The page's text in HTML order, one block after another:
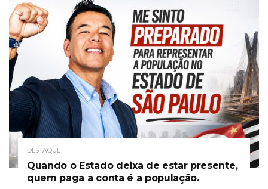
DESTAQUE
Quando o Estado deixa de estar presente,
quem paga a conta é a população.